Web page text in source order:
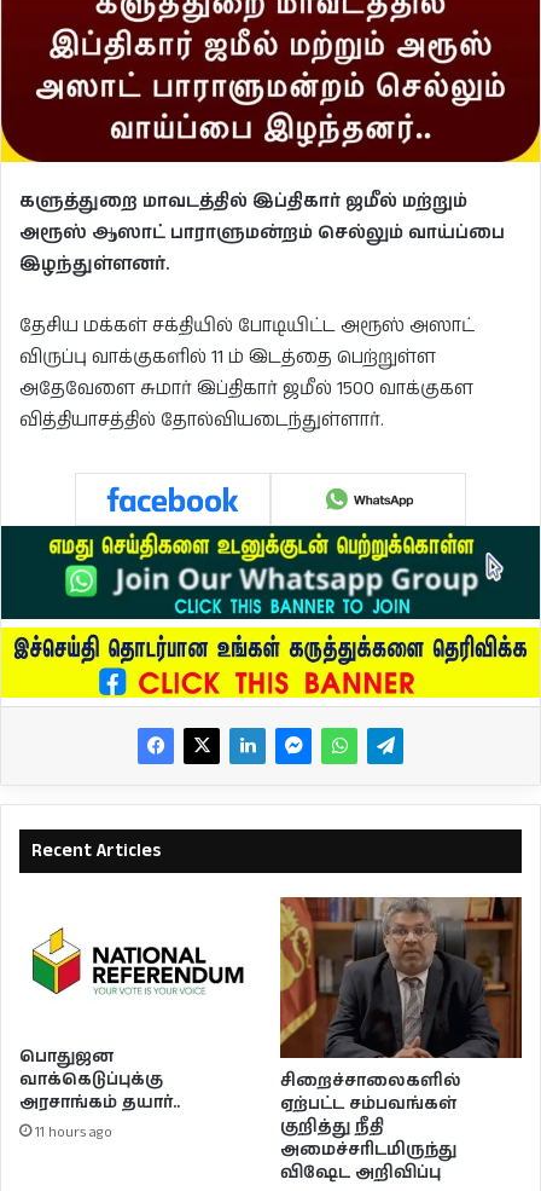
களுத்துறை மாவடத்தில் இப்திகார் ஜமீல் மற்றும்
அரூஸ் ஆஸாட் பாராளுமன்றம் செல்லும் வாய்ப்பை
இழந்துள்ளனர்.
தேசிய மக்கள் சக்தியில் போடியிட்ட அரூஸ் அஸாட்
விருப்பு வாக்குகளில் 11 ம் இடத்தை பெற்றுள்ள
அதேவேளை சுமார் இப்திகார் ஜமீல் 1500 வாக்குகள
வித்தியாசத்தில் தோல்வியடைந்துள்ளார்.
Recent Articles
பொதுஜன
வாக்கெடுப்புக்கு
அரசாங்கம் தயார்..
11 hours ago
சிறைச்சாலைகளில்
ஏற்பட்ட சம்பவங்கள்
குறித்து நீதி
அமைச்சரிடமிருந்து
விஷேட அறிவிப்பு